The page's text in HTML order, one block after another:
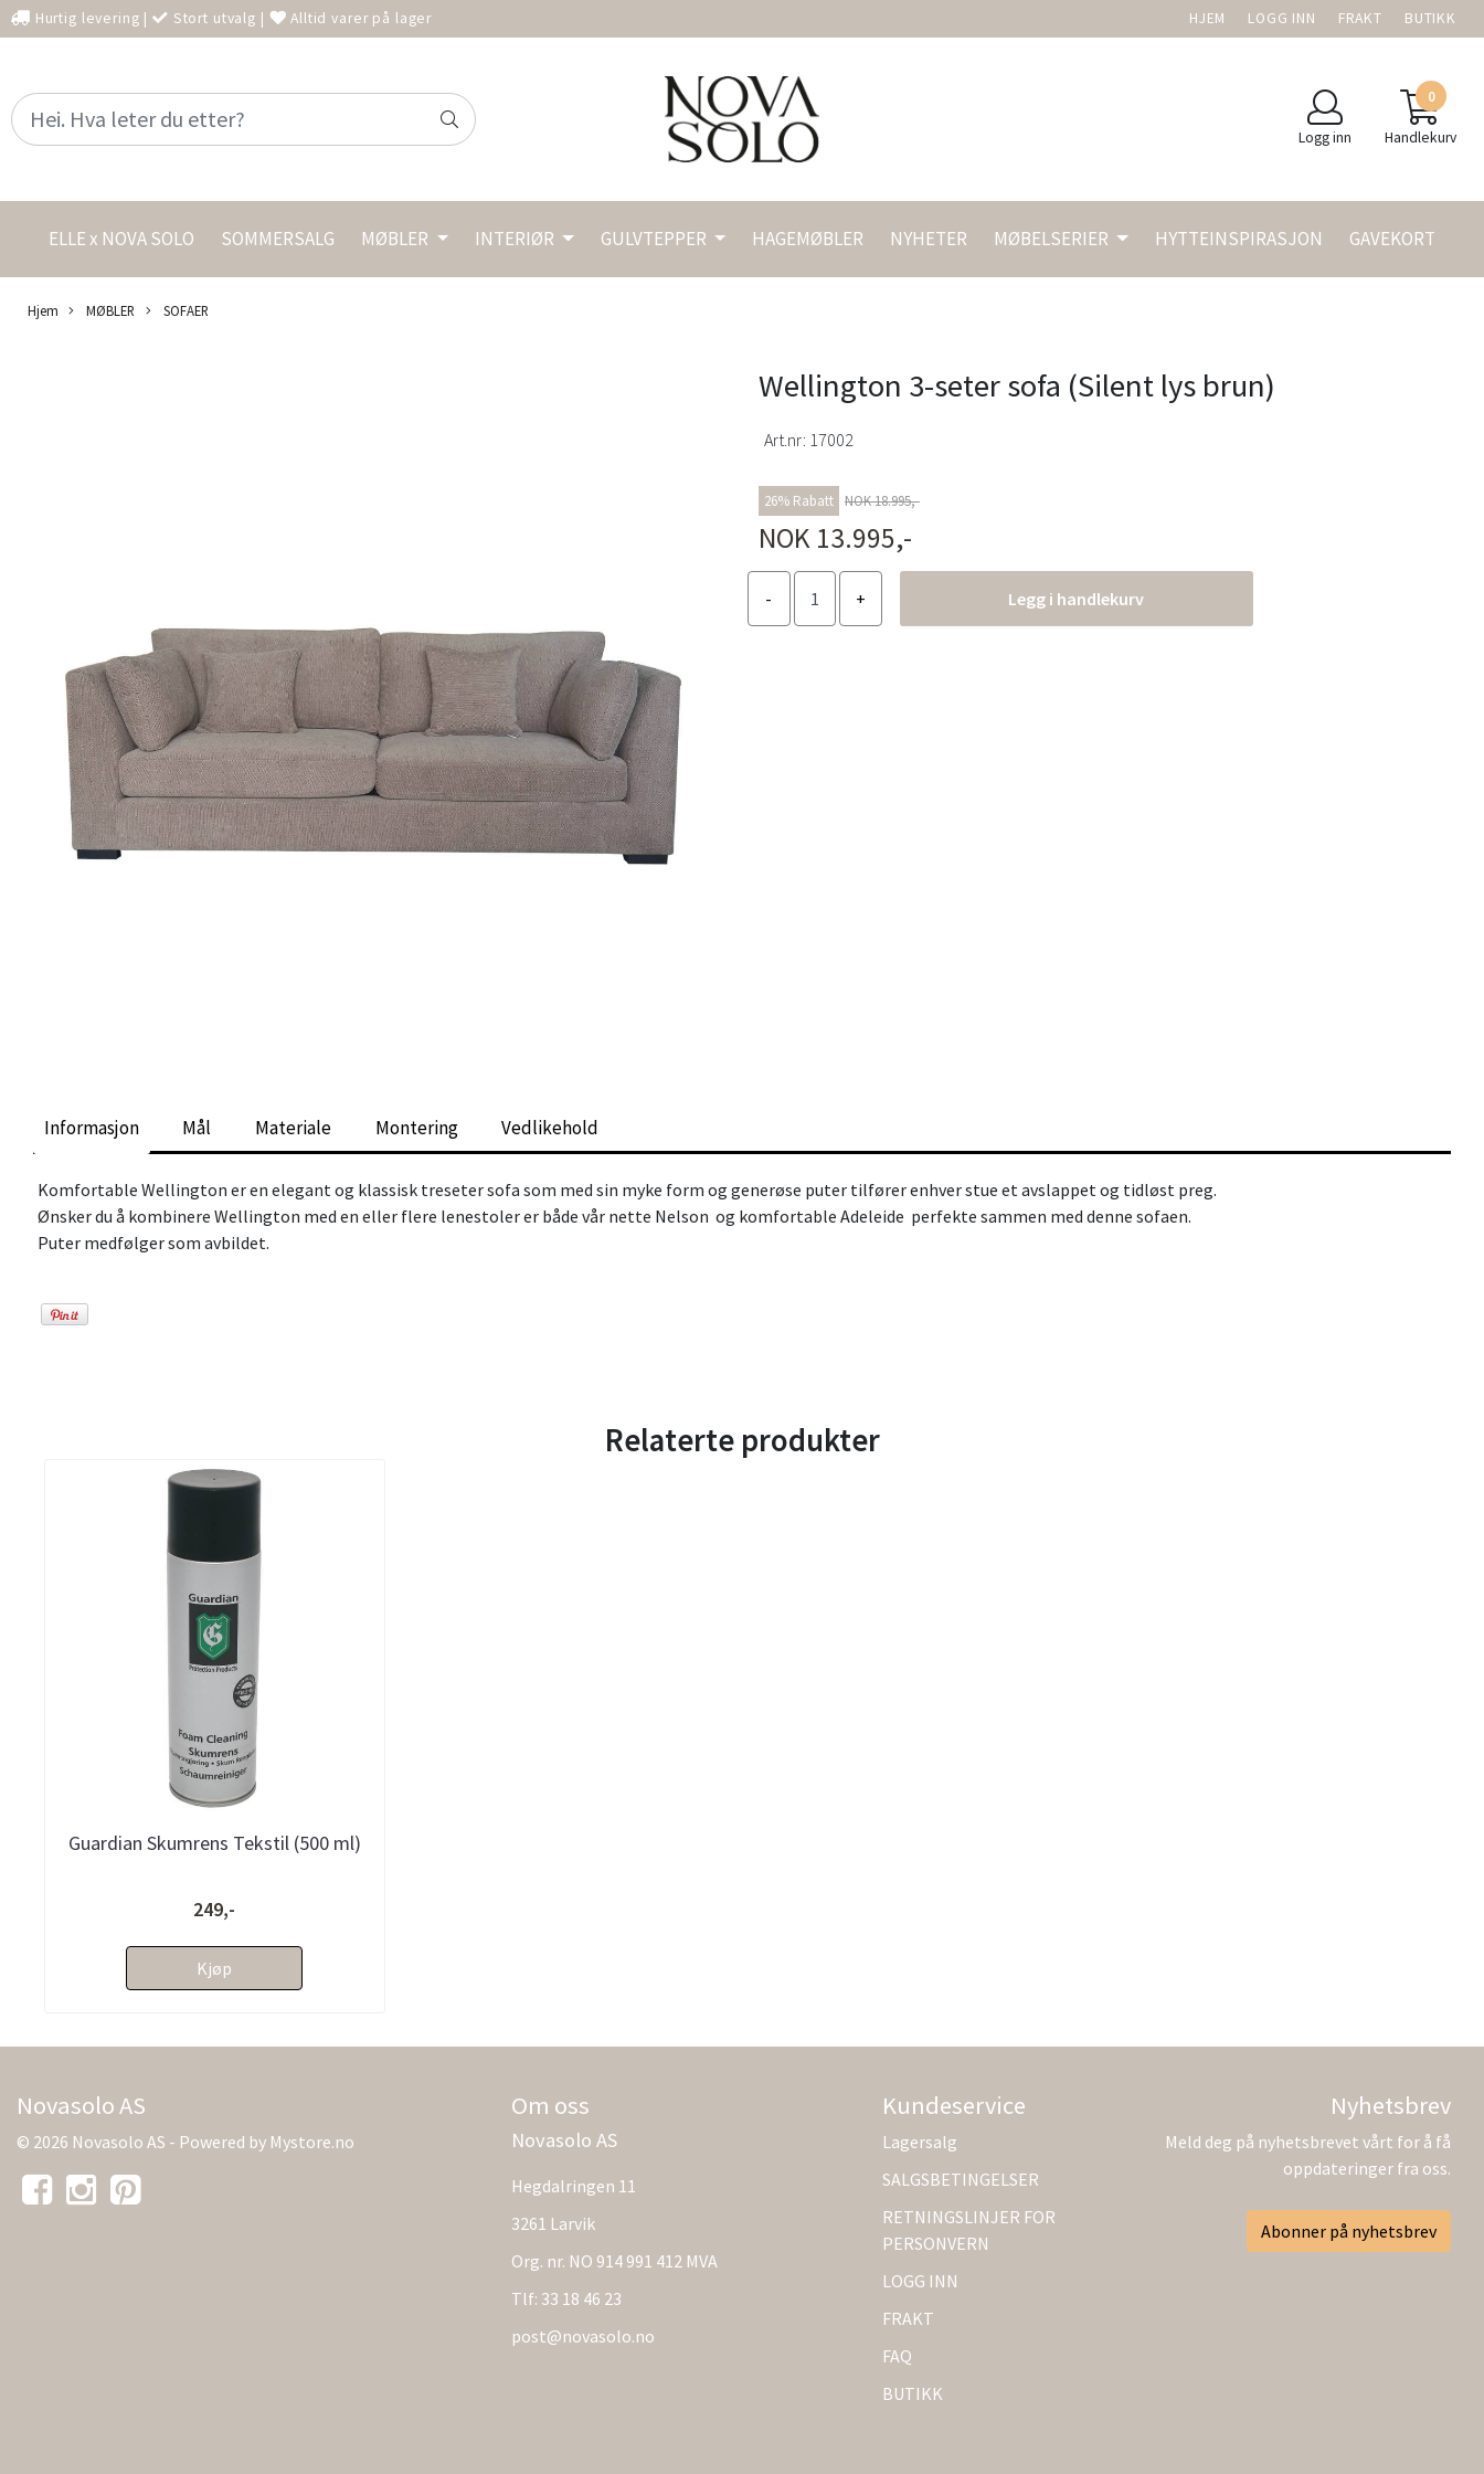
Hurtig levering | Stort utvalg | Alltid varer på lager HJEM LOGG INN FRAKT BUTIKK
Logg inn
0
Handlekurv
ELLE x NOVA SOLO SOMMERSALG MØBLER INTERIØR GULVTEPPER HAGEMØBLER NYHETER MØBELSERIER HYTTEINSPIRASJON GAVEKORT
Hjem MØBLER SOFAER
Wellington 3-seter sofa (Silent lys brun)
Art.nr: 17002
26% Rabatt NOK 18.995,-
NOK 13.995,-
Legg i handlekurv
Informasjon Mål Materiale Montering Vedlikehold
Komfortable Wellington er en elegant og klassisk treseter sofa som med sin myke form og generøse puter tilfører enhver stue et avslappet og tidløst preg.
Ønsker du å kombinere Wellington med en eller flere lenestoler er både vår nette Nelson og komfortable Adeleide perfekte sammen med denne sofaen.
Puter medfølger som avbildet.
Relaterte produkter
Guardian Skumrens Tekstil (500 ml)
249,-
Kjøp
Novasolo AS
© 2026 Novasolo AS - Powered by Mystore.no
Om oss
Novasolo AS
Hegdalringen 11
3261 Larvik
Org. nr. NO 914 991 412 MVA
Tlf: 33 18 46 23
post@novasolo.no
Kundeservice
Lagersalg
SALGSBETINGELSER
RETNINGSLINJER FOR
PERSONVERN
LOGG INN
FRAKT
FAQ
BUTIKK
Nyhetsbrev
Meld deg på nyhetsbrevet vårt for å få
oppdateringer fra oss.
Abonner på nyhetsbrev